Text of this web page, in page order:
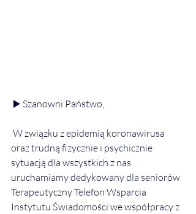
▶️ Szanowni Państwo,
oraz trudną fizycznie i psychicznie
sytuacją dla wszystkich z nas
uruchamiamy dedykowany dla seniorów
Terapeutyczny Telefon Wsparcia
Instytutu Świadomości we współpracy z